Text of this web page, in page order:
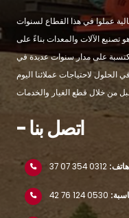
عملوا في هذا القطاع لسنوات
الآلات والمعدات بناءً على
على مدار سنوات عديدة في
لاحتياجات عملائنا اليوم
- اتصل بنا
هاتف: 0312 354 07 37
0530 124 76 42